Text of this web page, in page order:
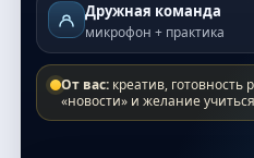
Дружная команда
микрофон + практика
От вас: креатив, готовность
«новости» и желание